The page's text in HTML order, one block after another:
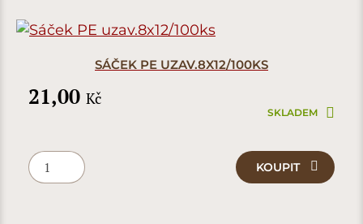
SÁČEK PE UZAV.8X12/100KS
21,00 Kč
SKLADEM
KOUPIT